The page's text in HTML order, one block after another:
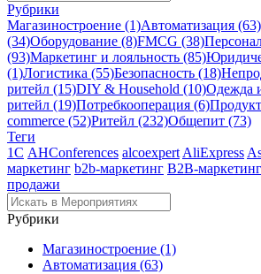
Рубрики
Магазиностроение (1)Автоматизация (63)
(34)Оборудование (8)FMCG (38)
(93)Маркетинг и лояльность (85)
(1)Логистика (55)Безопасность (18)
ритейл (15)DIY & Household (10)Одежда
ритейл (19)Потребкооперация (6)
commerce (52)Ритейл (232)Общепит (73)
Теги
1С AHConferences alcoexpert AliExpress
маркетинг b2b-маркетинг B2B-маркетинг
продажи
Рубрики
Магазиностроение (1)
Автоматизация (63)